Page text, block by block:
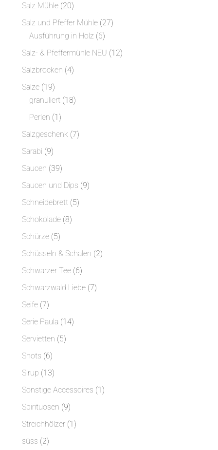
Salz Mühle 2020
Produkte
Salz und Pfeffer Mühle 2727
Ausführung in Holz 66
Produkte
Salz- & Pfeffermühle NEU 1212
Salzbrocken 44
Salze 1919
Produkte
granuliert 1818
Perlen 1 1
Produkt
Salzgeschenk 77
Sarabi 99
Produkte
Saucen 3939
Produkte
Saucen und Dips 99
Schneidebrett 55
Schokolade 88
Schürze 55
Produkte
Schüsseln & Schalen 22
Schwarzer Tee 66
Produkte
Schwarzwald Liebe 77
Seife 77
Produkte
Serie Paula 1414
Servietten 55
Shots 66
Produkte
Sirup 1313
Produkte
Sonstige Accessoires 1 1
Spirituosen 99
Produkte
Streichhölzer 1 1
süss 22